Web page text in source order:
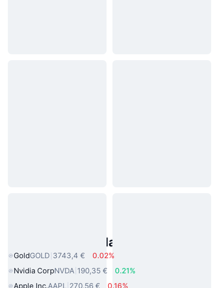
Asset reali popolari
GoldGOLD 3743,4 €
0.02%
Nvidia CorpNVDA 190,35 €
0.21%
Apple Inc.AAPL 270,56 € 0.16%